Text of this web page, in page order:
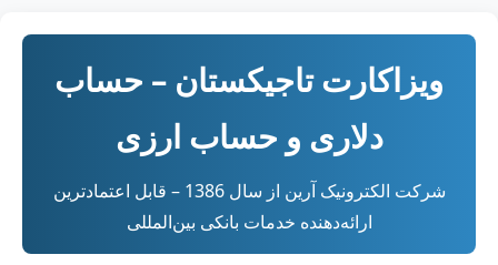
ویزاکارت تاجیکستان – حساب
دلاری و حساب ارزی
شرکت الکترونیک آرین از سال 1386 – قابل اعتمادترین
ارائه‌دهنده خدمات بانکی بین‌المللی